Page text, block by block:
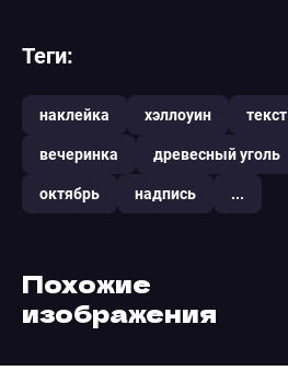
Теги:
наклейка хэллоуин текст
вечеринка древесный уголь
октябрь надпись ...
Похожие
изображения